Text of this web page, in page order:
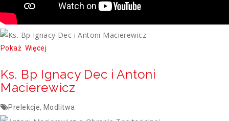
Pokaż Więcej
Ks. Bp Ignacy Dec i Antoni
Macierewicz
Prelekcje, Modlitwa